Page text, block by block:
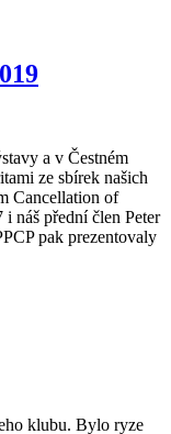
a v Čestném
ze sbírek našich
Cancellation of
náš přední člen Peter
pak prezentovaly
klubu. Bylo ryze